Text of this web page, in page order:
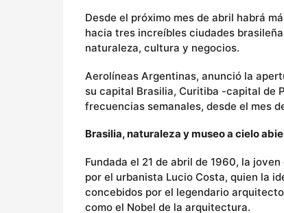
Desde el próximo mes de abril habrá
hacia tres increíbles ciudades
naturaleza, cultura y negocios.
Aerolíneas Argentinas, anunció la
su capital Brasilia, Curitiba -capital de
frecuencias semanales, desde el mes
Brasilia, naturaleza y museo a cielo
Fundada el 21 de abril de 1960, la
por el urbanista Lucio Costa, quien la
concebidos por el legendario
como el Nobel de la arquitectura.